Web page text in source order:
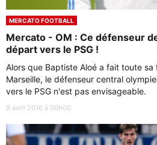
MERCATO FOOTBALL
Mercato - OM : Ce défenseur
départ vers le PSG !
Alors que Baptiste Aloé a fait toute sa
Marseille, le défenseur central
vers le PSG n'est pas envisageable.
9 avril 2016 à 00h00